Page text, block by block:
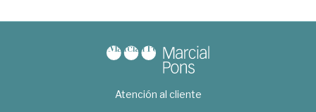
Atención al cliente